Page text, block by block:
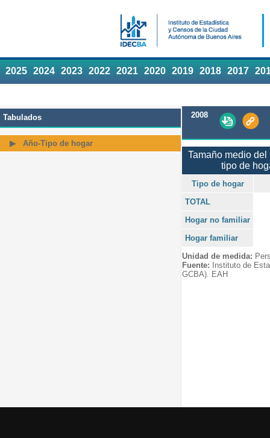
2025 2024 2023 2022 2021 2020 2019 2018 2017
Tabulados
Año-Tipo de hogar
2008
Tamaño medio del
tipo de
Tipo de hogar
TOTAL
Hogar no familiar
Hogar familiar
Unidad de medida:
Fuente: Instituto de
GCBA). EAH